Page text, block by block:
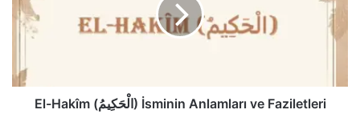
Anlamları
ve
El-Hakîm (الْحَكِيمُ) İsminin Anlamları ve Faziletleri